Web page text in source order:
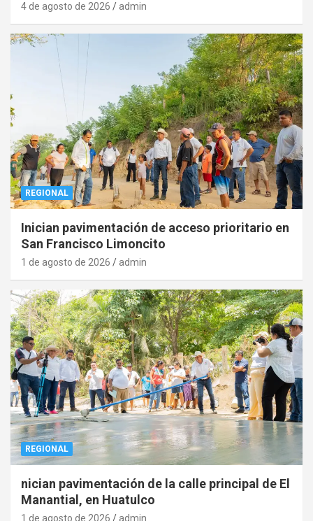
4 de agosto de 2026 admin
REGIONAL
Inician pavimentación de acceso prioritario en
San Francisco Limoncito
1 de agosto de 2026 admin
REGIONAL
nician pavimentación de la calle principal de El
Manantial, en Huatulco
1 de agosto de 2026 admin